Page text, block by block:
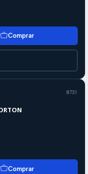
Comprar
8731
Comprar